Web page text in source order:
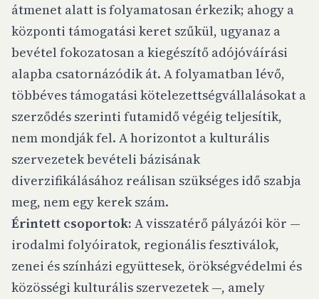
átmenet alatt is folyamatosan érkezik; ahogy a
központi támogatási keret szűkül, ugyanaz a
bevétel fokozatosan a kiegészítő adójóváírási
alapba csatornázódik át. A folyamatban lévő,
többéves támogatási kötelezettségvállalásokat a
szerződés szerinti futamidő végéig teljesítik,
nem mondják fel. A horizontot a kulturális
szervezetek bevételi bázisának
diverzifikálásához reálisan szükséges idő szabja
meg, nem egy kerek szám.
Érintett csoportok: A visszatérő pályázói kör —
irodalmi folyóiratok, regionális fesztiválok,
zenei és színházi együttesek, örökségvédelmi és
közösségi kulturális szervezetek —, amely